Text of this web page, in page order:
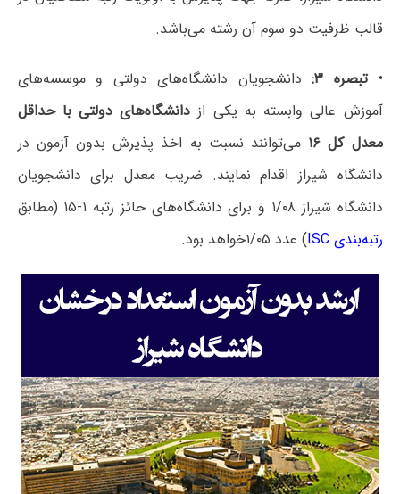
قالب ظرفیت دو سوم آن رشته می‌باشد.
•تبصره ۳:
دانشجویان دانشگاه‌های دولتی و موسسه‌های
آموزش عالی وابسته به یکی ازدانشگاه‌های دولتی با حداقل
معدل کل ۱۶
می‌توانند نسبت به اخذ پذیرش بدون آزمون در
دانشگاه شیراز اقدام نمایند. ضریب معدل برای دانشجویان
دانشگاه شیراز ۱/۰۸ و برای دانشگاه‌های حائز رتبه ۱-۱۵ (مطابق
رتبه‌بندی ISC
) عدد ۱/۰۵خواهد بود.